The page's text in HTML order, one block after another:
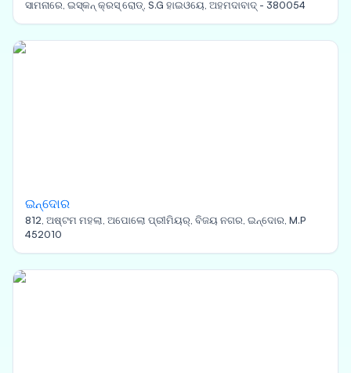
ସାମନାରେ, ଇସ୍କନ୍ କ୍ରସ୍ ରୋଡ୍, S.G ହାଇଓୟେ, ଅହମଦାବାଦ୍ - 380054
ଇନ୍ଦୋର
812, ଅଷ୍ଟମ ମହଲା, ଅପୋଲୋ ପ୍ରୀମିୟର୍, ବିଜୟ ନଗର, ଇନ୍ଦୋର, M.P
452010